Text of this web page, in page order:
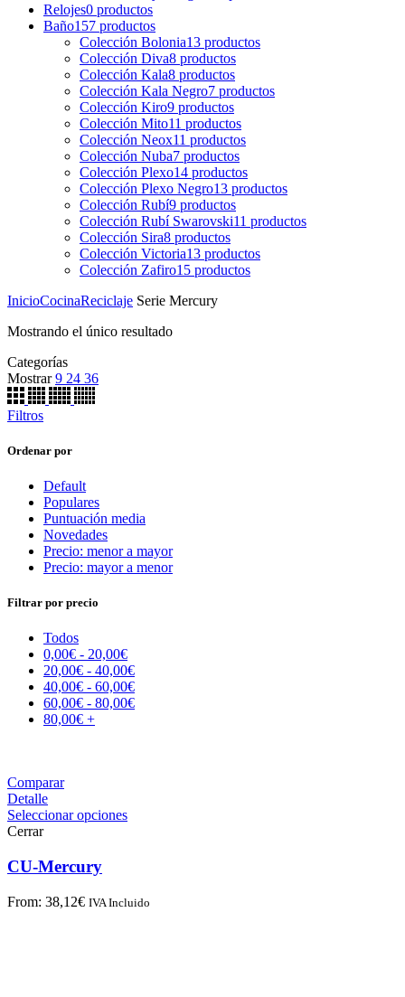
Relojes0 productos
Baño157 productos
Colección Bolonia13 productos
Colección Diva8 productos
Colección Kala8 productos
Colección Kala Negro7 productos
Colección Kiro9 productos
Colección Mito11 productos
Colección Neox11 productos
Colección Nuba7 productos
Colección Plexo14 productos
Colección Plexo Negro13 productos
Colección Rubí9 productos
Colección Rubí Swarovski11 productos
Colección Sira8 productos
Colección Victoria13 productos
Colección Zafiro15 productos
InicioCocinaReciclaje Serie Mercury
Mostrando el único resultado
Categorías
Mostrar 9 24 36
Filtros
Ordenar por
Default
Populares
Puntuación media
Novedades
Precio: menor a mayor
Precio: mayor a menor
Filtrar por precio
Todos
0,00€ - 20,00€
20,00€ - 40,00€
40,00€ - 60,00€
60,00€ - 80,00€
80,00€ +
Comparar
Detalle
Seleccionar opciones
Cerrar
CU-Mercury
From: 38,12€ IVA Incluido